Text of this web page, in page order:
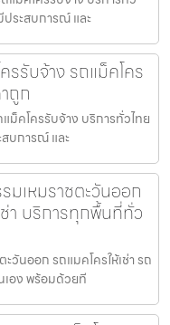
ระสบการณ์ และ
รรับจ้าง รถแม็คโคร
ถูก
ม็คโครรับจ้าง บริการทั่วไทย
บการณ์ และ
มเหมราชตะวันออก
ช่า บริการทุกพื้นที่ทั่ว
วันออก รถแมคโครให้เช่า รถ
เอง พร้อมด้วยที